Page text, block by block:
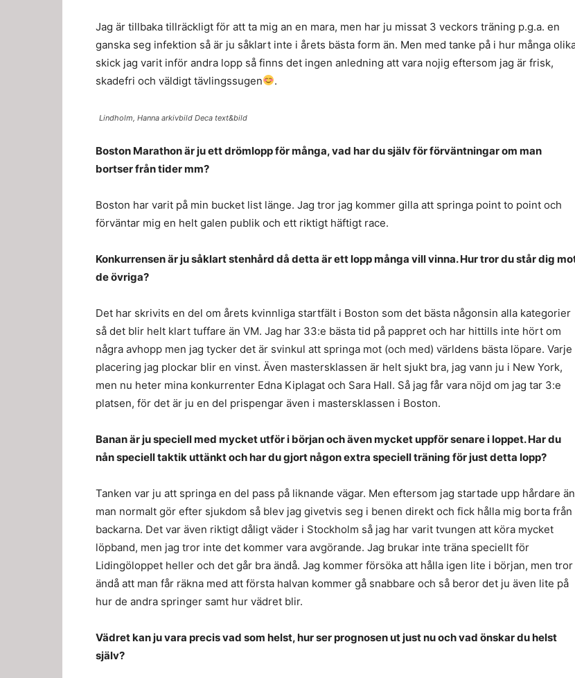
Jag är tillbaka tillräckligt för att ta mig an en mara, men har ju missat 3 veckors träning p.g.a. en
ganska seg infektion så är ju såklart inte i årets bästa form än. Men med tanke på i hur många
skick jag varit inför andra lopp så finns det ingen anledning att vara nojig eftersom jag är frisk,
skadefri och väldigt tävlingssugen
.
Lindholm, Hanna arkivbild Deca text&bild
Boston Marathon är ju ett drömlopp för många, vad har du själv för förväntningar om man
bortser från tider mm?
Boston har varit på min bucket list länge. Jag tror jag kommer gilla att springa point to point och
förväntar mig en helt galen publik och ett riktigt häftigt race.
Konkurrensen är ju såklart stenhård då detta är ett lopp många vill vinna. Hur tror du står dig
de övriga?
Det har skrivits en del om årets kvinnliga startfält i Boston som det bästa någonsin alla kategorier
så det blir helt klart tuffare än VM. Jag har 33:e bästa tid på pappret och har hittills inte hört om
några avhopp men jag tycker det är svinkul att springa mot (och med) världens bästa löpare. Varje
placering jag plockar blir en vinst. Även mastersklassen är helt sjukt bra, jag vann ju i New York,
men nu heter mina konkurrenter Edna Kiplagat och Sara Hall. Så jag får vara nöjd om jag tar 3:e
platsen, för det är ju en del prispengar även i mastersklassen i Boston.
Banan är ju speciell med mycket utför i början och även mycket uppför senare i loppet. Har du
nån speciell taktik uttänkt och har du gjort någon extra speciell träning för just detta lopp?
Tanken var ju att springa en del pass på liknande vägar. Men eftersom jag startade upp hårdare än
man normalt gör efter sjukdom så blev jag givetvis seg i benen direkt och fick hålla mig borta från
backarna. Det var även riktigt dåligt väder i Stockholm så jag har varit tvungen att köra mycket
löpband, men jag tror inte det kommer vara avgörande. Jag brukar inte träna speciellt för
Lidingöloppet heller och det går bra ändå. Jag kommer försöka att hålla igen lite i början, men tror
ändå att man får räkna med att första halvan kommer gå snabbare och så beror det ju även lite på
hur de andra springer samt hur vädret blir.
Vädret kan ju vara precis vad som helst, hur ser prognosen ut just nu och vad önskar du helst
själv?